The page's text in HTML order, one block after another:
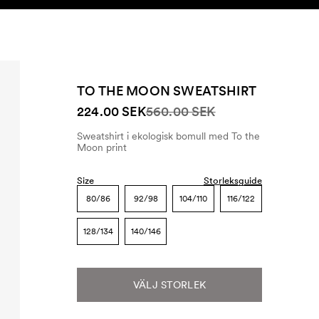
TO THE MOON SWEATSHIRT
224.00 SEK560.00 SEK
Sweatshirt i ekologisk bomull med To the
Moon print
Size Storleksguide
80/86 92/98 104/110 116/122
128/134 140/146
VÄLJ STORLEK